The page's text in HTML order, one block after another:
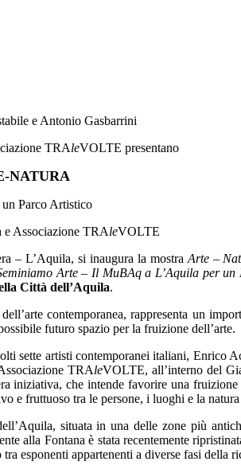
e Antonio Gasbarrini
TRAleVOLTE presentano
NATURA
Parco Artistico
e Associazione TRAleVOLTE
– L’Aquila, si inaugura la mostra Arte –
Arte – Il MuBAq a L’Aquila per
Città dell’Aquila.
contemporanea, rappresenta un
futuro spazio per la fruizione dell’arte.
sette artisti contemporanei italiani,
TRAleVOLTE, all’interno del
iniziativa, che intende favorire una
fruttuoso tra le persone, i luoghi e la natura
situata in una delle zone più
alla Fontana è stata recentemente
esponenti appartenenti a diverse fasi della